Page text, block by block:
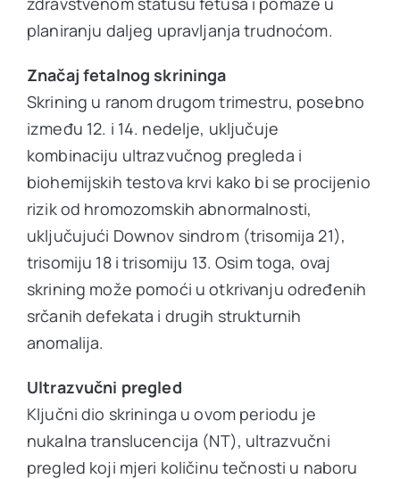
VIP Club NOVO
Oglas za posao
O nama
Kontakt
planiranju daljeg upravljanja trudnoćom.
Značaj fetalnog skrininga
Skrining u ranom drugom trimestru, posebno
između 12. i 14. nedelje, uključuje
kombinaciju ultrazvučnog pregleda i
biohemijskih testova krvi kako bi se procijenio
rizik od hromozomskih abnormalnosti,
uključujući Downov sindrom (trisomija 21),
trisomiju 18 i trisomiju 13. Osim toga, ovaj
skrining može pomoći u otkrivanju određenih
srčanih defekata i drugih strukturnih
anomalija.
Ultrazvučni pregled
Ključni dio skrininga u ovom periodu je
nukalna translucencija (NT), ultrazvučni
pregled koji mjeri količinu tečnosti u naboru